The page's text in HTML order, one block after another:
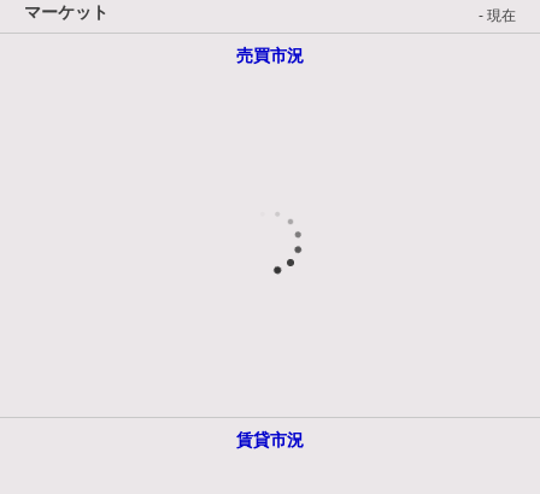
マーケット - 現在
売買市況
賃貸市況